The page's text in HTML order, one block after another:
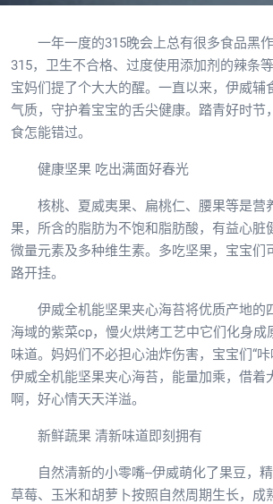
一年一度的315晚会上总有很多食品黑
315，卫生不合格、过度使用添加剂的辣条
宝妈们提了个大大的醒。一直以来，伊威辅
气质，守护着宝宝的舌尖健康。踏青好时节
食怎能错过。
健康坚果 吃出满面好春光
核桃、夏威夷果、扁桃仁、腰果等是营
果，所含的脂肪为不饱和脂肪酸，有益心脏
微量元素及多种维生素。多吃坚果，宝宝们
路开挂。
伊威全机能坚果夹心海苔将优质产地的
海域的紫菜cp，慢火烘烤工艺中它们化身成
味道。妈妈们不必担心油炸伤害，宝宝们“
伊威全机能坚果夹心海苔，能量加乘，借着
啊，好心情天天洋溢。
新鲜蔬果 清新味道即刻拥有
自然清新的小零嘴--伊威萌化了果豆，
草莓、玉米和胡萝卜按照自然周期生长，成